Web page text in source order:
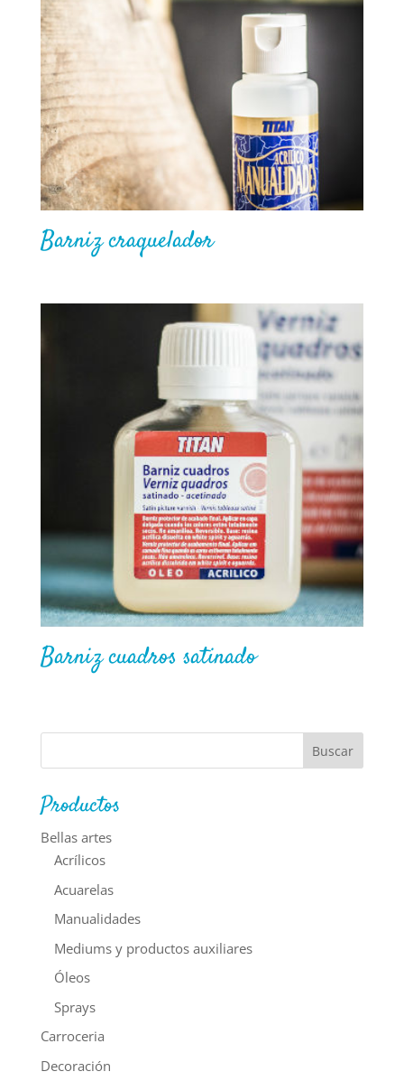
Barniz craquelador
Barniz cuadros satinado
Productos
Bellas artes
Acrílicos
Acuarelas
Manualidades
Mediums y productos auxiliares
Óleos
Sprays
Carroceria
Decoración